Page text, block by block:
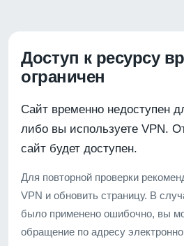
Доступ к ресурсу
ограничен
Сайт временно недоступен
либо вы используете VPN.
сайт будет доступен.
Для повторной проверки
VPN и обновить страницу. В
было применено ошибочно, вы
обращение по адресу